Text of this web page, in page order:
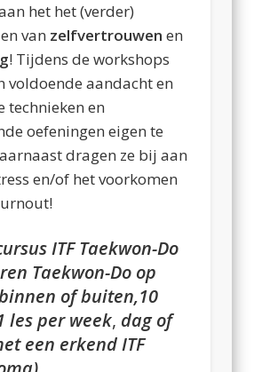
het het (verder)
van zelfvertrouwenen
! Tijdens de workshops
voldoende aandacht en
technieken en
oefeningen eigen te
dragen ze bij aan
en/of het voorkomen
ITF Taekwon-Do
Taekwon-Do op
of buiten,10
les per week, dag of
een erkend ITF